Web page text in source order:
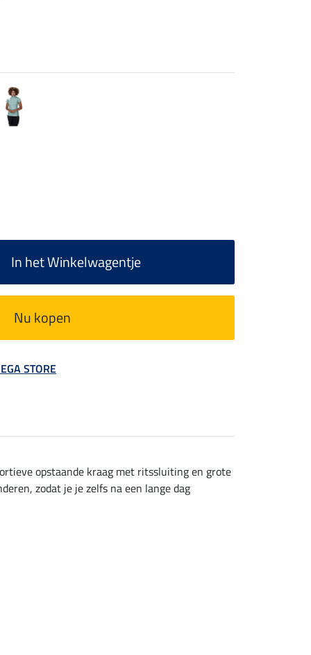
In het Winkelwagentje
Nu kopen
STORE
opstaande kraag met ritssluiting en grote
zodat je je zelfs na een lange dag